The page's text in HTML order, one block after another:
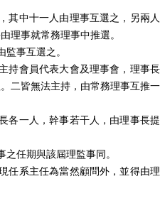
其中十一人由理事互選之，另兩人
理事就常務理事中推選。
事互選之。
持會員代表大會及理事會，理事長
二皆無法主持，由常務理事互推一
各一人，幹事若干人，由理事長提
任期與該屆理監事同。
任系主任為當然顧問外，並得由理